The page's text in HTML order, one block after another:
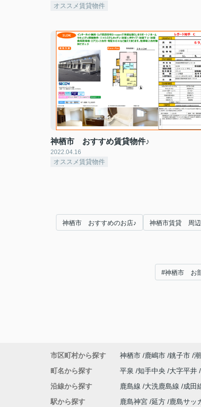
オススメ賃貸物件
神栖市 おすすめ賃貸物件♪
2022.04.16
オススメ賃貸物件
神栖市 おすすめのお店♪ 神栖市賃貸 周
#神栖市 お
市区町村から探す 神栖市 鹿嶋市 銚子市
町名から探す
平泉 知手中央 大字平井
沿線から探す
鹿島線 大洗鹿島線 成田
駅から探す
鹿島神宮 延方 鹿島サッ